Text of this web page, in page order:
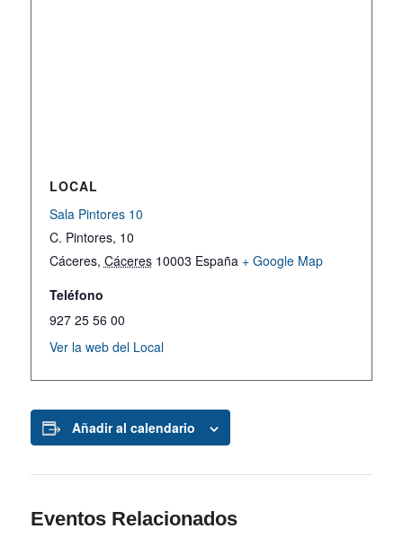
LOCAL
Sala Pintores 10
C. Pintores, 10
Cáceres, Cáceres 10003 España + Google Map
Teléfono
927 25 56 00
Ver la web del Local
Añadir al calendario
Eventos Relacionados